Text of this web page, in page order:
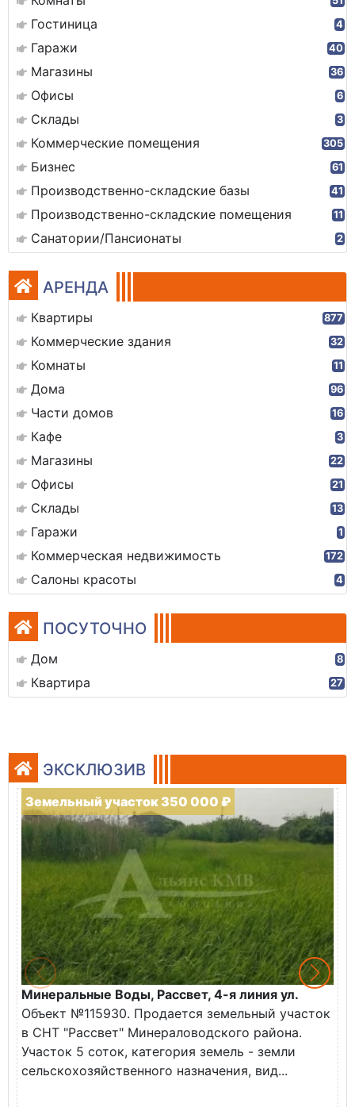
Гостиница 4
Гаражи 40
Магазины 36
Офисы 6
Склады 3
Коммерческие помещения 305
Бизнес 61
Производственно-складские базы 41
Производственно-складские помещения 11
Санатории/Пансионаты 2
АРЕНДА
Квартиры 877
Коммерческие здания 32
Комнаты 11
Дома 96
Части домов 16
Кафе 3
Магазины 22
Офисы 21
Склады 13
Гаражи 1
Коммерческая недвижимость 172
Салоны красоты 4
ПОСУТОЧНО
Дом 8
Квартира 27
ЭКСКЛЮЗИВ
Земельный участок 350 000 ₽
Минеральные Воды, Рассвет, 4-я линия ул.
Объект №115930. Продается земельный участок
в СНТ "Рассвет" Минераловодского района.
Участок 5 соток, категория земель - земли
сельскохозяйственного назначения, вид...